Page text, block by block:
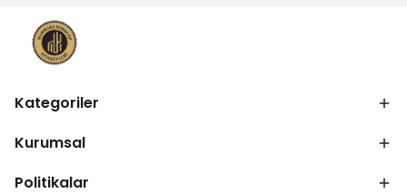
Kategoriler
Kurumsal
Politikalar